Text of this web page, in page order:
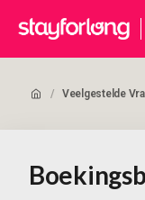
/ Veelgestelde